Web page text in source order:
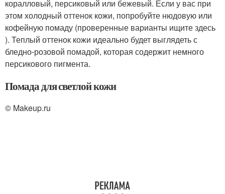
коралловый, персиковый или бежевый. Если у вас при
этом холодный оттенок кожи, попробуйте нюдовую или
кофейную помаду (проверенные варианты ищите здесь
). Теплый оттенок кожи идеально будет выглядеть с
бледно-розовой помадой, которая содержит немного
персикового пигмента.
Помада для светлой кожи
© Makeup.ru